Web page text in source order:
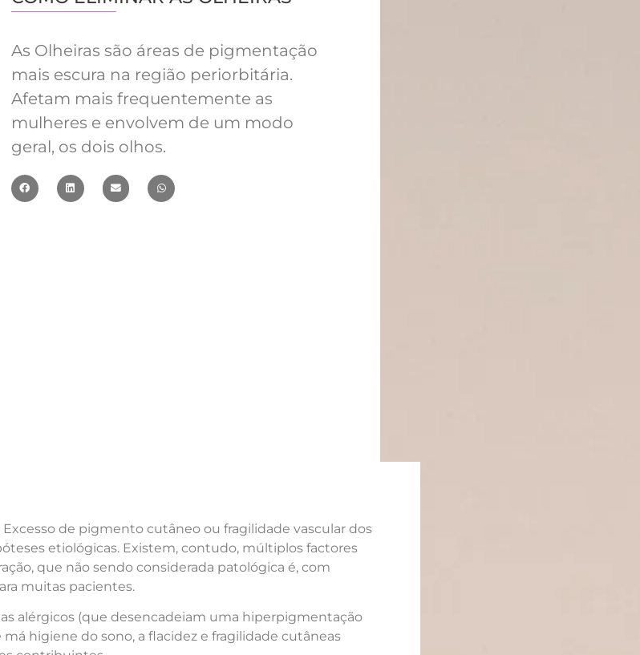
As Olheiras são áreas de pigmentação
mais escura na região periorbitária.
Afetam mais frequentemente as
mulheres e envolvem de um modo
geral, os dois olhos.
de pigmento cutâneo ou fragilidade vascular dos
etiológicas. Existem, contudo, múltiplos factores
que não sendo considerada patológica é, com
muitas pacientes.
alérgicos (que desencadeiam uma hiperpigmentação
higiene do sono, a flacidez e fragilidade cutâneas